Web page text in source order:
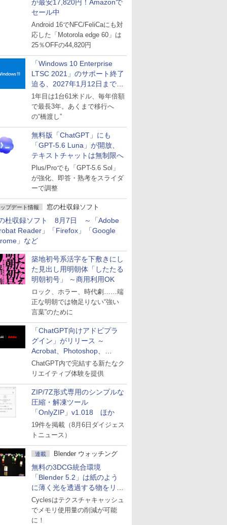
が最安17,820円！Amazonで
セール中
Android 16でNFC/FeliCaにも対
応した「Motorola edge 60」は
25％OFFの44,820円
「Windows 10 Enterprise
LTSC 2021」のサポート終了
迫る、2027年1月12日まで
～ESUは9月1日から販売
1年目は1台61米ドル、毎年倍額
で最長3年。あくまで移行へ
の“橋渡し”
無料版「ChatGPT」にも
「GPT-5.6 Luna」が開放、
テキストチャットは無制限へ
Plus/Proでも「GPT-5.6 Sol」
が強化、即答・熟考をスライダ
ーで調整
プデート情報 窓の杜収録ソフト
杜収録ソフト 8月7日 ～「Adobe
Reader」「Firefox」「Google
」など
築地初号系活字を下敷きにし
た見出し用明朝体「したたる
明朝初号」 ～商用利用OK
ロック、ホラー、時代劇……端
正な明朝では物足りない“強い
言葉”のために
「ChatGPT向けアドビプラ
グイン」がリリース ～
Acrobat、Photoshop、
Premiereなどの機能を1つの
プラグインに統合
ChatGPT内で完結する新たなク
リエイティブ体験を提供
ZIP/7Z形式専用のシンプルな
圧縮・解凍ツール
「OnlyZIP」v1.018 ほか
19件を掲載（8月6日ダイジェス
トニュース）
連載 Blender ウォッチング
無料の3DCG統合環境
「Blender 5.2」は紙のよう
に薄く光を透過する物をリア
ルに表現
Cyclesはテクスチャキャッシュ
でメモリ使用量の削減が可能
に！